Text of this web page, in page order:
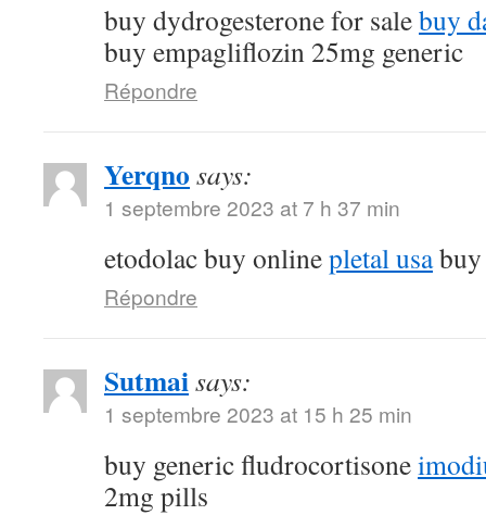
buy dydrogesterone for salebuy
buy empagliflozin 25mg generic
Répondre
Yerqno says:
1 septembre 2023 at 7 h 37 min
etodolac buy onlinepletal usabuy
Répondre
Sutmaisays:
1 septembre 2023 at 15 h 25 min
buy generic fludrocortisone
2mg pills